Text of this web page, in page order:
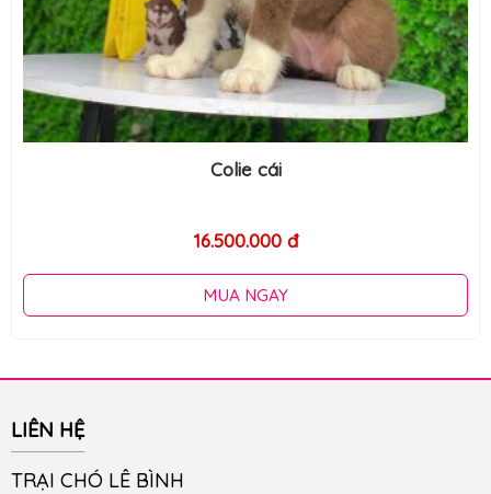
Colie cái
16.500.000 đ
MUA NGAY
LIÊN HỆ
TRẠI CHÓ LÊ BÌNH